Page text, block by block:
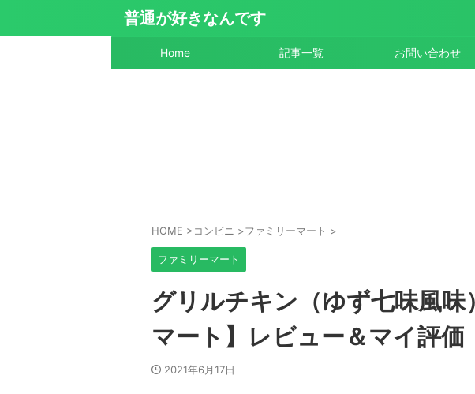
普通が好きなんです
Home 記事一覧 お問い合わせ
HOME >コンビニ >ファミリーマート >
ファミリーマート
グリルチキン（ゆず七味風味
マート】レビュー＆マイ評価
2021年6月17日